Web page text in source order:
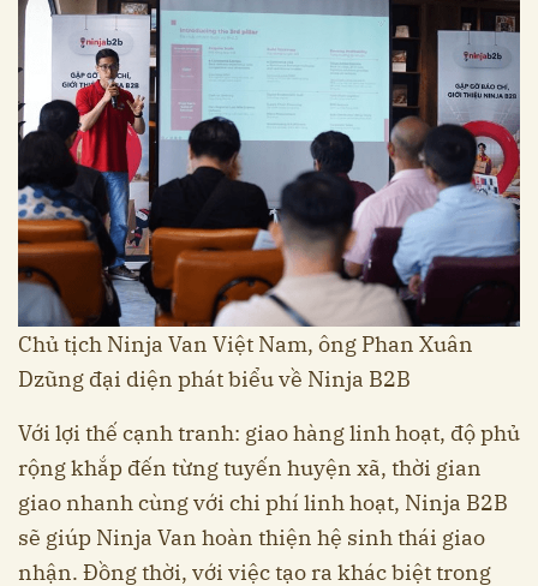
Chủ tịch Ninja Van Việt Nam, ông Phan Xuân
Dzũng đại diện phát biểu về Ninja B2B
Với lợi thế cạnh tranh: giao hàng linh hoạt, độ phủ
rộng khắp đến từng tuyến huyện xã, thời gian
giao nhanh cùng với chi phí linh hoạt, Ninja B2B
sẽ giúp Ninja Van hoàn thiện hệ sinh thái giao
nhận. Đồng thời, với việc tạo ra khác biệt trong